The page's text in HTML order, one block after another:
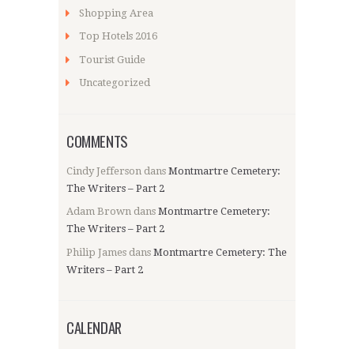
Shopping Area
Top Hotels 2016
Tourist Guide
Uncategorized
COMMENTS
Cindy Jefferson dans Montmartre Cemetery:
The Writers – Part 2
Adam Brown dans Montmartre Cemetery:
The Writers – Part 2
Philip James dans Montmartre Cemetery: The
Writers – Part 2
CALENDAR